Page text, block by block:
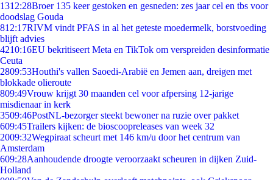
1312:28Broer 135 keer gestoken en gesneden: zes jaar cel en tbs voor
doodslag Gouda
812:17RIVM vindt PFAS in al het geteste moedermelk, borstvoeding
blijft advies
4210:16EU bekritiseert Meta en TikTok om verspreiden desinformatie
Ceuta
2809:53Houthi's vallen Saoedi-Arabië en Jemen aan, dreigen met
blokkade olieroute
809:49Vrouw krijgt 30 maanden cel voor afpersing 12-jarige
misdienaar in kerk
3509:46PostNL-bezorger steekt bewoner na ruzie over pakket
609:45Trailers kijken: de bioscoopreleases van week 32
2009:32Wegpiraat scheurt met 146 km/u door het centrum van
Amsterdam
609:28Aanhoudende droogte veroorzaakt scheuren in dijken Zuid-
Holland